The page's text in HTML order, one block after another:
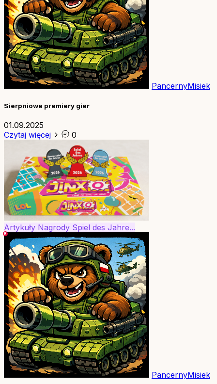
PancernyMisiek
Sierpniowe premiery gier
01.09.2025
Czytaj więcej
0
Artykuły Nagrody Spiel des Jahre...
PancernyMisiek